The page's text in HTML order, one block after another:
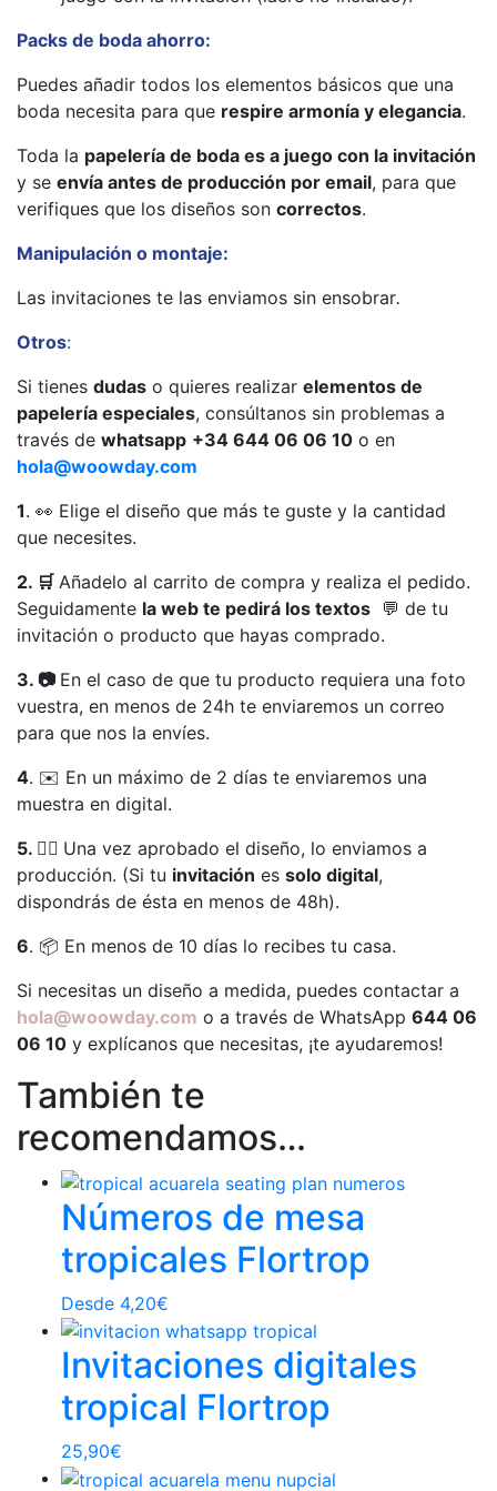
Packs de boda ahorro:
Puedes añadir todos los elementos básicos que una
boda necesita para que respire armonía y elegancia.
Toda la papelería de boda es a juego con la invitación
y se envía antes de producción por email, para que
verifiques que los diseños son correctos.
Manipulación o montaje:
Las invitaciones te las enviamos sin ensobrar.
Otros:
Si tienes dudas o quieres realizar elementos de
papelería especiales, consúltanos sin problemas a
través de whatsapp +34 644 06 06 10 o en
hola@woowday.com
1. 👀 Elige el diseño que más te guste y la cantidad
que necesites.
2. 🛒 Añadelo al carrito de compra y realiza el pedido.
Seguidamente la web te pedirá los textos 💬 de tu
invitación o producto que hayas comprado.
3. 📷 En el caso de que tu producto requiera una foto
vuestra, en menos de 24h te enviaremos un correo
para que nos la envíes.
4. ✉️ En un máximo de 2 días te enviaremos una
muestra en digital.
5. 👍🏻 Una vez aprobado el diseño, lo enviamos a
producción. (Si tu invitación es solo digital,
dispondrás de ésta en menos de 48h).
6. 📦 En menos de 10 días lo recibes tu casa.
Si necesitas un diseño a medida, puedes contactar a
hola@woowday.com o a través de WhatsApp 644 06
06 10 y explícanos que necesitas, ¡te ayudaremos!
También te
recomendamos…
Números de mesa
tropicales Flortrop
Desde 4,20€
Invitaciones digitales
tropical Flortrop
25,90€